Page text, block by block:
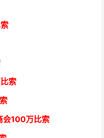
索
会100万比索